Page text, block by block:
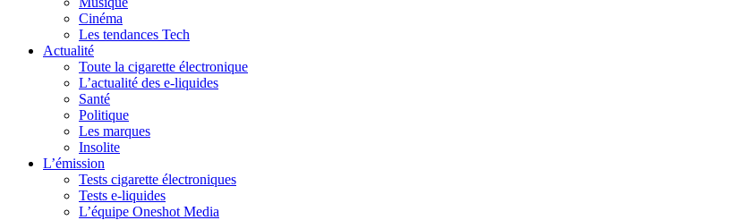
Cinéma
Les tendances Tech
Actualité
Toute la cigarette électronique
L’actualité des e-liquides
Santé
Politique
Les marques
Insolite
L’émission
Tests cigarette électroniques
Tests e-liquides
L’équipe Oneshot Media